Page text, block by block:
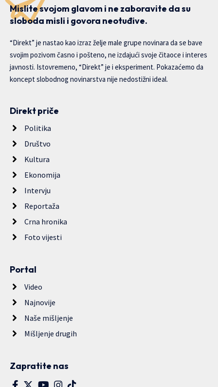
Mislite svojom glavom i ne zaboravite da su
sloboda misli i govora neotuđive.
“Direkt” je nastao kao izraz želje male grupe novinara da se bave
svojim pozivom časno i pošteno, ne izdajući svoje čitaoce i interes
javnosti. Istovremeno, “Direkt” je i eksperiment. Pokazaćemo da
koncept slobodnog novinarstva nije nedostižni ideal.
Direkt priče
Politika
Društvo
Kultura
Ekonomija
Intervju
Reportaža
Crna hronika
Foto vijesti
Portal
Video
Najnovije
Naše mišljenje
Mišljenje drugih
Zapratite nas